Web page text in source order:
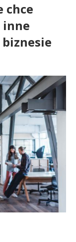
chce
inne